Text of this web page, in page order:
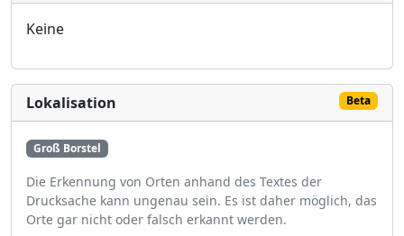
Keine
Lokalisation Beta
Groß Borstel
Die Erkennung von Orten anhand des Textes der
Drucksache kann ungenau sein. Es ist daher möglich, das
Orte gar nicht oder falsch erkannt werden.